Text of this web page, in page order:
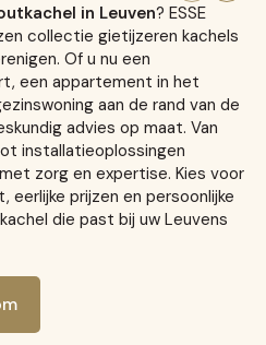
in Leuven? ESSE
collectie gietijzeren kachels
Of u nu een
een appartement in het
aan de rand van de
advies op maat. Van
installatieoplossingen
zorg en expertise. Kies voor
prijzen en persoonlijke
die past bij uw Leuvens